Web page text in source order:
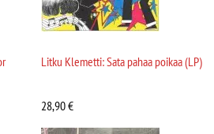
Litku Klemetti: Sata pahaa poikaa (LP)
28,90€